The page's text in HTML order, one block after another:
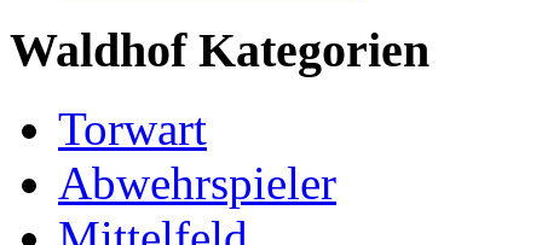
Waldhof Kategorien
Torwart
Abwehrspieler